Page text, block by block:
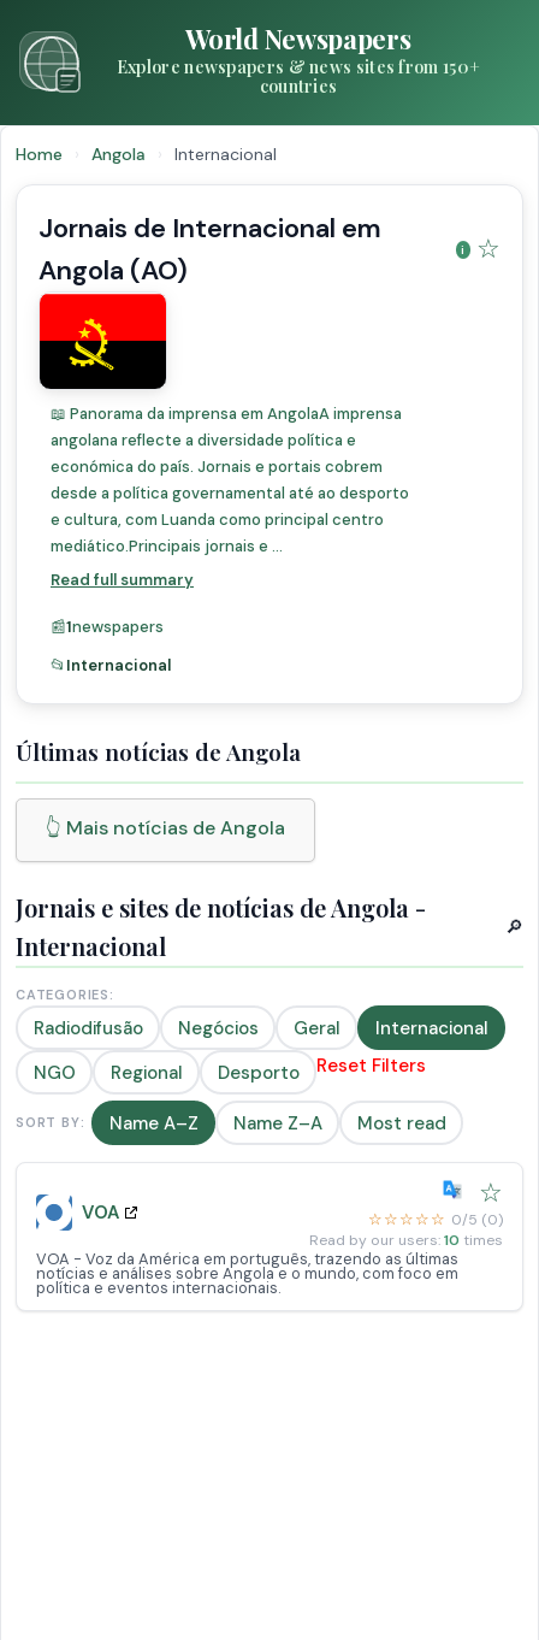
World Newspapers
Explore newspapers & news sites from 150+
countries
Home › Angola › Internacional
Jornais de Internacional em
Angola (AO)
☆
📖 Panorama da imprensa em AngolaA imprensa
angolana reflecte a diversidade política e
económica do país. Jornais e portais cobrem
desde a política governamental até ao desporto
e cultura, com Luanda como principal centro
mediático.Principais jornais e ...
Read full summary
📰1newspapers
📂 Internacional
Últimas notícias de Angola
👆 Mais notícias de Angola
Jornais e sites de notícias de Angola -
Internacional
🔎
CATEGORIES:
Radiodifusão Negócios Geral
Internacional
NGO
Regional Desporto Reset Filters
SORT BY: Name A–Z Name Z–A Most read
VOA
☆
☆☆☆☆☆ 0/5 (0)
Read by our users:10 times
VOA - Voz da América em português, trazendo as últimas
notícias e análises sobre Angola e o mundo, com foco em
política e eventos internacionais.